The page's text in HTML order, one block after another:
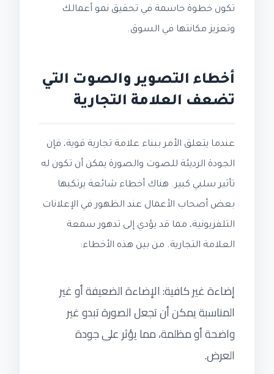
تكون خطوة حاسمة في تحقيق نمو أعمالك
وتعزيز مكانتها في السوق.
أخطاء التصوير والصوت التي
تضعف العلامة التجارية
عندما يتعلق الأمر ببناء علامة تجارية قوية، فإن
الجودة الرديئة للصوت والصورة يمكن أن تكون له
تأثير سلبي كبير. هناك أخطاء شائعة يرتكبها
بعض أصحاب الأعمال عند الظهور في الإعلانات
التلفزيونية، مما قد يؤدي إلى تدهور سمعة
العلامة التجارية. من بين هذه الأخطاء:
إضاءة غير كافية: الإضاءة الضعيفة أو غير
المناسبة يمكن أن تجعل الصورة تبدو غير
واضحة أو مظلمة، مما يؤثر على جودة
العرض.